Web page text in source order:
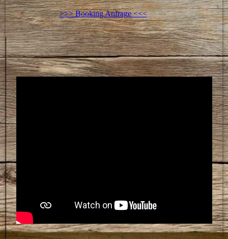
>>> Booking Anfrage <<<